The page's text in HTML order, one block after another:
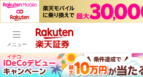
メニュー